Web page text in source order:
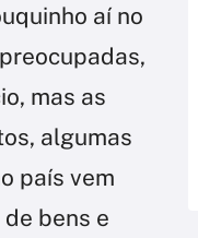
aí no
mas as
algumas
país vem
bens e